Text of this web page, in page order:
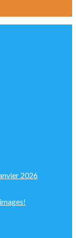
2026